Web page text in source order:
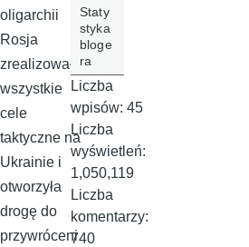
oligarchii
Rosja
zrealizowała
wszystkie
cele
taktyczne na
Ukrainie i
otworzyła
drogę do
przywróceni
Staty
styka
bloge
ra
Liczba
wpisów: 45
Liczba
wyświetleń:
1,050,119
Liczba
komentarzy:
740